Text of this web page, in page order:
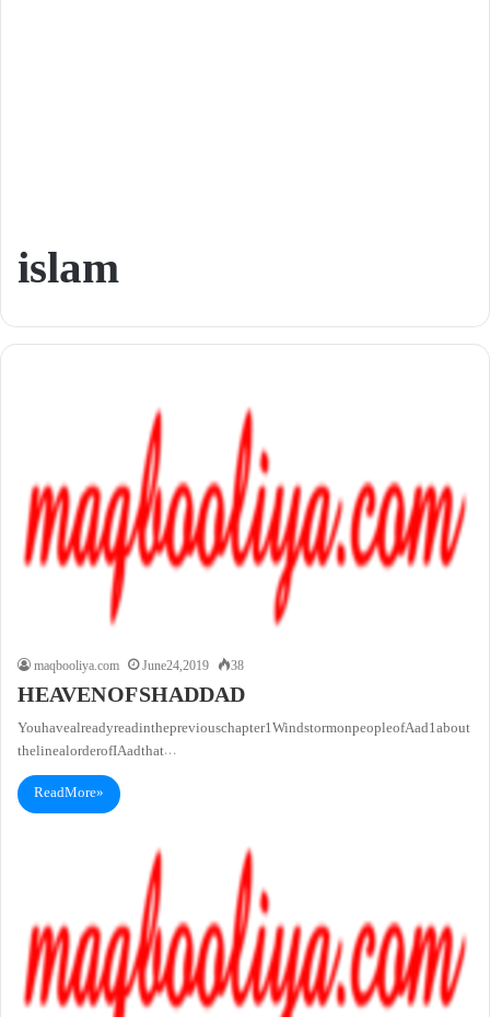
islam
maqbooliya.com June 24, 2019 38
HEAVEN OF SHADDAD
You have already read in the previous chapter 1Windstorm on people of Aad1 about
the lineal order of I Aad that…
Read More »